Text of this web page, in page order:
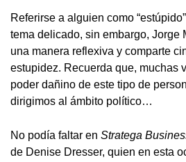
Referirse a alguien como
tema delicado, sin embargo, Jorge
una manera reflexiva y comparte
estupidez. Recuerda que, muchas
poder dañino de este tipo de
dirigimos al ámbito político…
No podía faltar en Stratega
de Denise Dresser, quien en esta